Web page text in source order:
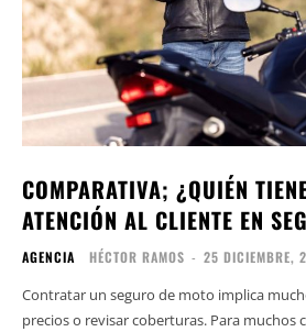
COMPARATIVA; ¿QUIÉN
ATENCIÓN AL CLIENTE EN
AGENCIA HÉCTOR RAMOS - 25 DICIEMBRE,
Contratar un seguro de moto implica
precios o revisar coberturas. Para muchos